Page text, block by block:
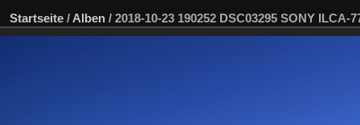
Startseite / Alben / 2018-10-23 190252 DSC03295 SONY ILCA-